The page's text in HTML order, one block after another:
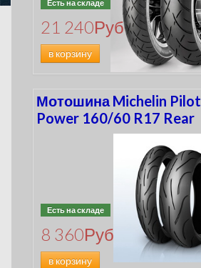
MT90(2)
MU85(4)
Есть на складе
21 240Руб
в корзину
Мотошина Michelin Pilot
Power 160/60 R17 Rear
Есть на складе
8 360Руб
в корзину